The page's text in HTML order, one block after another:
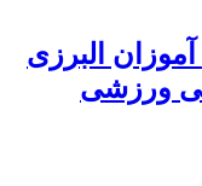
البرزی
ورزشی